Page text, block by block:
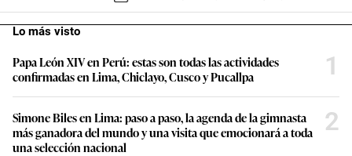
Lo más visto
Papa León XIV en Perú: estas son todas las actividades
confirmadas en Lima, Chiclayo, Cusco y Pucallpa
1
Simone Biles en Lima: paso a paso, la agenda de la gimnasta
más ganadora del mundo y una visita que emocionará a toda
una selección nacional
2